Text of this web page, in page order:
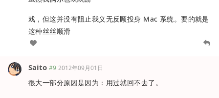
戏，但这并没有阻止我义无反顾投身 Mac 系统。要的就是
这种丝丝顺滑
Saito #9 2012年09月01日
很大一部分原因是因为：用过就回不去了。